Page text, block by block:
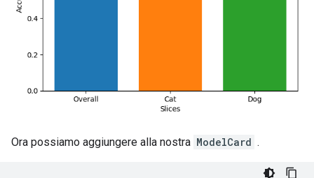
Ora possiamo aggiungere alla nostra ModelCard .